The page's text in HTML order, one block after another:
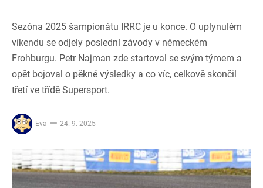
Sezóna 2025 šampionátu IRRC je u konce. O uplynulém
víkendu se odjely poslední závody v německém
Frohburgu. Petr Najman zde startoval se svým týmem a
opět bojoval o pěkné výsledky a co víc, celkově skončil
třetí ve třídě Supersport.
Eva 24. 9. 2025